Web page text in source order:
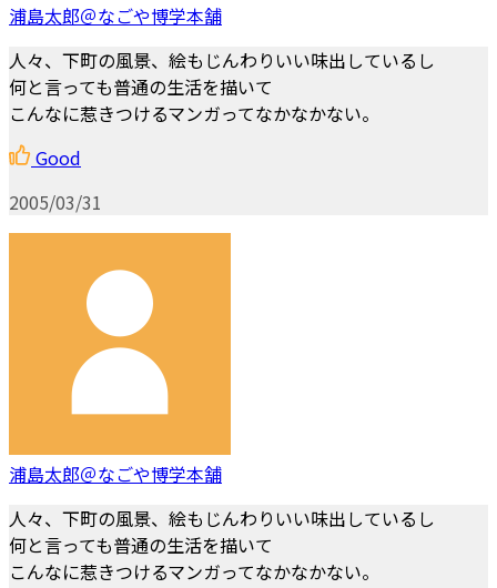
浦島太郎＠なごや博学本舗
人々、下町の風景、絵もじんわりいい味出しているし
何と言っても普通の生活を描いて
こんなに惹きつけるマンガってなかなかない。
Good
2005/03/31
浦島太郎＠なごや博学本舗
人々、下町の風景、絵もじんわりいい味出しているし
何と言っても普通の生活を描いて
こんなに惹きつけるマンガってなかなかない。